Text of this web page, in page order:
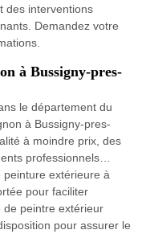
des interventions
Demandez votre
à Bussigny-pres-
le département du
à Bussigny-pres-
à moindre prix, des
professionnels…
peinture extérieure à
pour faciliter
de peintre extérieur
pour assurer le